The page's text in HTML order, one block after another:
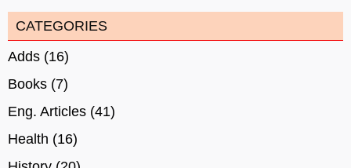
CATEGORIES
Adds (16)
Books (7)
Eng. Articles (41)
Health (16)